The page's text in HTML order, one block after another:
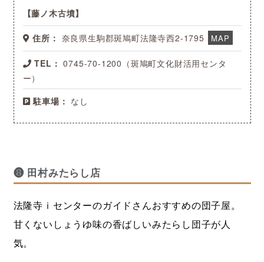
藤ノ木古墳
住所： 奈良県生駒郡斑鳩町法隆寺西2-1795 MAP
TEL： 0745-70-1200（斑鳩町文化財活用センタ
ー）
駐車場： なし
❽ 田村みたらし店
法隆寺ｉセンターのガイドさんおすすめの団子屋。
甘くないしょうゆ味の香ばしいみたらし団子が人
気。